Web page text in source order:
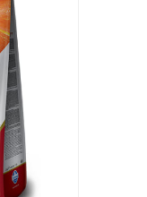
āboli 7kg no
ar ātru piegādi